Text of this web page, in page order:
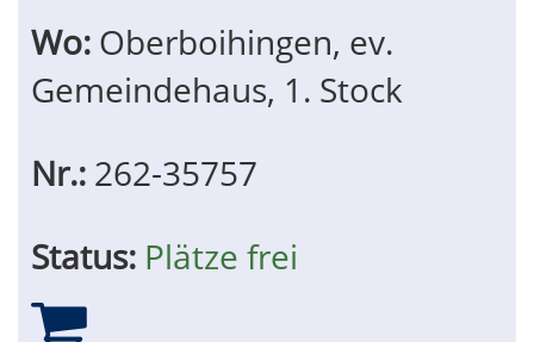
Wo: Oberboihingen, ev.
Gemeindehaus, 1. Stock
Nr.: 262-35757
Status: Plätze frei